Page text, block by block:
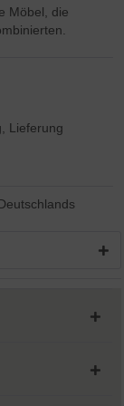
Möbel, die
Lieferung